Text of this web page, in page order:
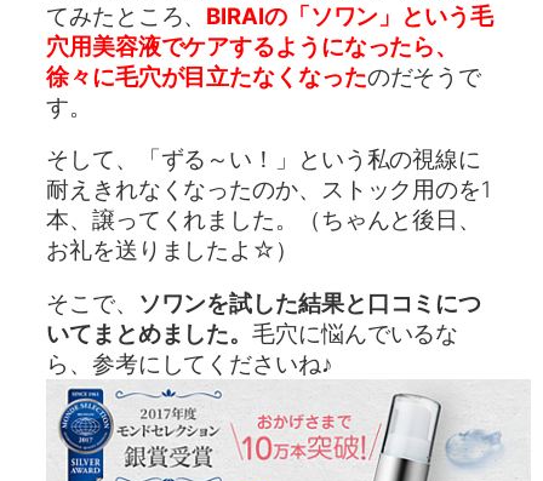
てみたところ、 BIRAIの「ソワン」という毛
穴用美容液でケアするようになったら、
徐々に毛穴が目立たなくなったのだそうで
す。
そして、「ずる～い！」という私の視線に
耐えきれなくなったのか、ストック用のを1
本、譲ってくれました。（ちゃんと後日、
お礼を送りましたよ☆）
そこで、
ソワンを試した結果と口コミにつ
いてまとめました。毛穴に悩んでいるな
ら、参考にしてくださいね♪